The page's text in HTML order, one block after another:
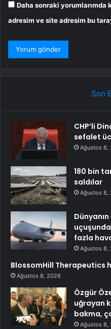
Daha sonraki yorumlarımda
adresim ve site adresim bu
Son
CHP’li
sefalet
Ağustos 8,
180 bin
saldılar
Ağustos 8,
fazla
Ağustos 8,
BlossomHill Therapeutics
Ağustos 8, 2026
Özgür
uğrayan
bakma,
Ağustos 8,